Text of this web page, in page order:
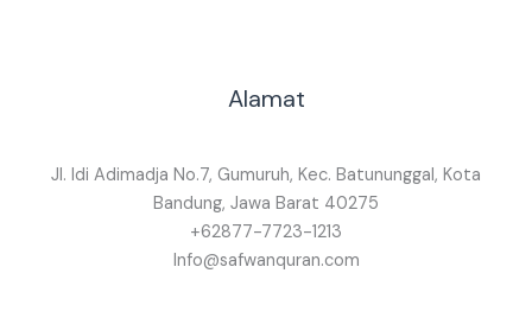
Alamat
Jl. Idi Adimadja No.7, Gumuruh, Kec. Batununggal, Kota
Bandung, Jawa Barat 40275
+62877-7723-1213
Info@safwanquran.com